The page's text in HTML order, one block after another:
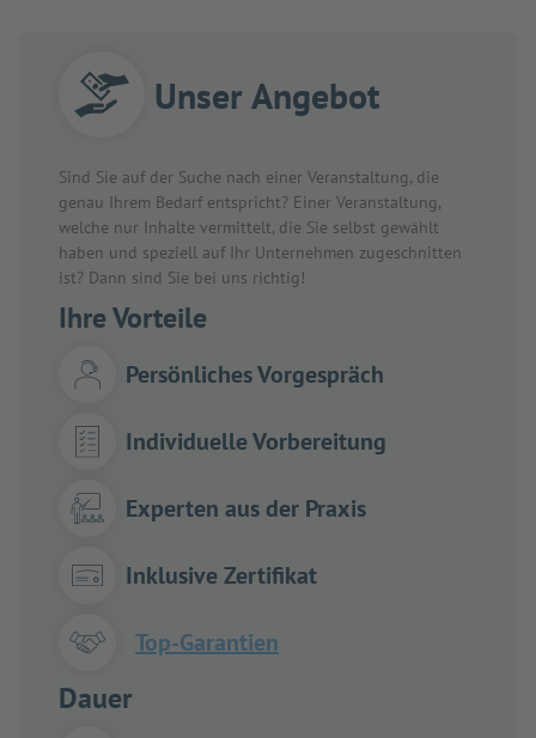
Unser Angebot
Sind Sie auf der Suche nach einer Veranstaltung, die
genau Ihrem Bedarf entspricht? Einer Veranstaltung,
welche nur Inhalte vermittelt, die Sie selbst gewählt
haben und speziell auf Ihr Unternehmen zugeschnitten
ist? Dann sind Sie bei uns richtig!
Ihre Vorteile
Persönliches Vorgespräch
Individuelle Vorbereitung
Experten aus der Praxis
Inklusive Zertifikat
Top-Garantien
Dauer